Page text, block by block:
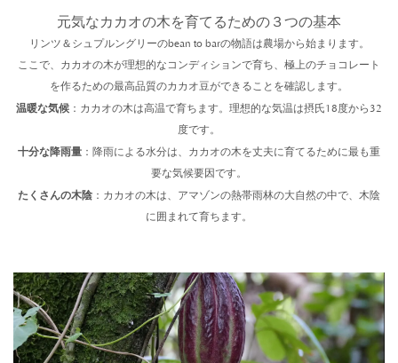
元気なカカオの木を育てるための３つの基本
リンツ＆シュプルングリーのbean to barの物語は農場から始まります。
ここで、カカオの木が理想的なコンディションで育ち、極上のチョコレート
を作るための最高品質のカカオ豆ができることを確認します。
温暖な気候 ：カカオの木は高温で育ちます。理想的な気温は摂氏18度から32
度です。
十分な降雨量 ：降雨による水分は、カカオの木を丈夫に育てるために最も重
要な気候要因です。
たくさんの木陰 ：カカオの木は、アマゾンの熱帯雨林の大自然の中で、木陰
に囲まれて育ちます。